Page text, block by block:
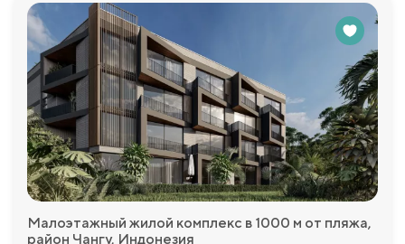
Малоэтажный жилой комплекс в 1000 м от пляжа,
район Чангу, Индонезия